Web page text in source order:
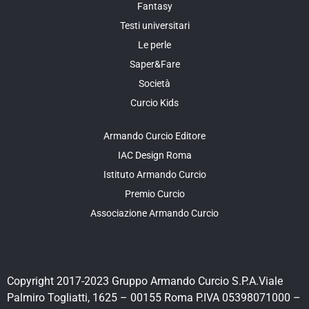
Fantasy
Testi universitari
Le perle
Saper&Fare
Società
Curcio Kids
Armando Curcio Editore
IAC Design Roma
Istituto Armando Curcio
Premio Curcio
Associazione Armando Curcio
Copyright 2017-2023 Gruppo Armando Curcio S.P.A.Viale
Palmiro Togliatti, 1625 – 00155 Roma P.IVA 05398071000 –